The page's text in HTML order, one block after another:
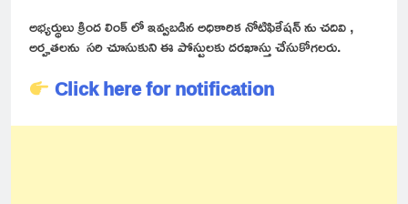
అభ్యర్థులు క్రింద లింక్ లో ఇవ్వబడిన అధికారిక నోటిఫికేషన్ ను చదివి ,
అర్హతలను సరి చూసుకుని ఈ పోస్టులకు దరఖాస్తు చేసుకోగలరు.
Click here for notification